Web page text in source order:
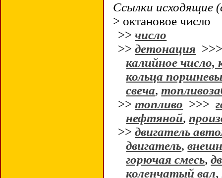
Ссылки исходящие
> октановое число
>>число
>>детонация
калийное число,
кольца
свеча,
>>топливо >>>
нефтяной,
>>двигатель
двигатель,
горючая смесь,
коленчатый вал,